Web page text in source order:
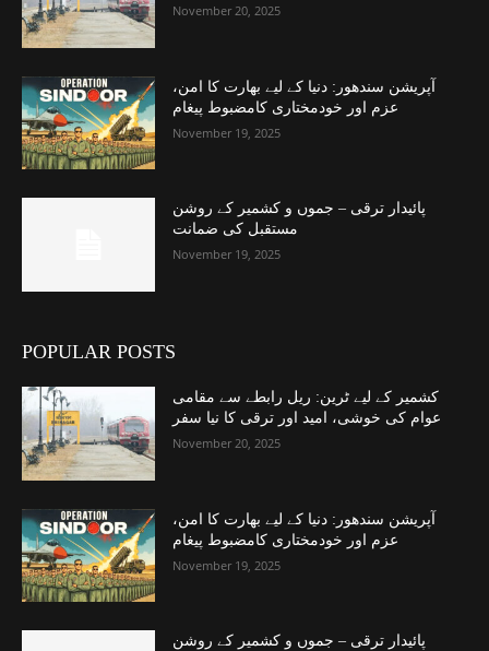
November 20, 2025
آپریشن سندھور: دنیا کے لیے بھارت کا امن،
عزم اور خودمختاری کامضبوط پیغام
November 19, 2025
پائیدار ترقی – جموں و کشمیر کے روشن
مستقبل کی ضمانت
November 19, 2025
POPULAR POSTS
کشمیر کے لیے ٹرین: ریل رابطے سے مقامی
عوام کی خوشی، امید اور ترقی کا نیا سفر
November 20, 2025
آپریشن سندھور: دنیا کے لیے بھارت کا امن،
عزم اور خودمختاری کامضبوط پیغام
November 19, 2025
پائیدار ترقی – جموں و کشمیر کے روشن